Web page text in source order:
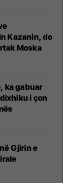
Kazanin, do
Moska
ka gabuar
i çon
Gjirin e